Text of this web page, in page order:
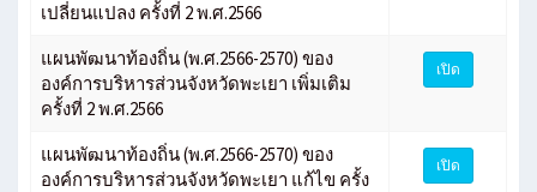
เปลี่ยนแปลง ครั้งที่ 2 พ.ศ.2566
แผนพัฒนาท้องถิ่น (พ.ศ.2566-2570) ของ
องค์การบริหารส่วนจังหวัดพะเยา เพิ่มเติม
ครั้งที่ 2 พ.ศ.2566
เปิด
แผนพัฒนาท้องถิ่น (พ.ศ.2566-2570) ของ
องค์การบริหารส่วนจังหวัดพะเยา แก้ไข ครั้ง
เปิด